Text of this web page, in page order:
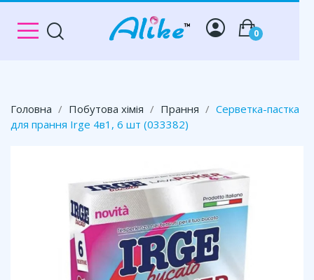
0
Головна Побутова хімія Прання
Серветка-пастка
для прання Irge 4в1, 6 шт (033382)